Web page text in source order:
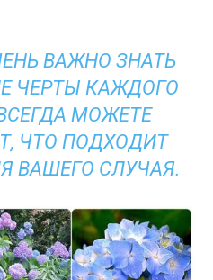
ВАЖНО ЗНАТЬ
ЧЕРТЫ КАЖДОГО
МОЖЕТЕ
ЧТО ПОДХОДИТ
ВАШЕГО СЛУЧАЯ.